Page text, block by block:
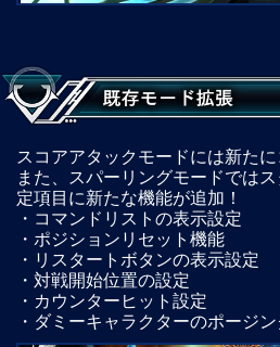
スコアアタックモードには新たに
また、スパーリングモードでは
定項目に新たな機能が追加！
・コマンドリストの表示設定
・ポジションリセット機能
・リスタートボタンの表示設定
・対戦開始位置の設定
・カウンターヒット設定
・ダミーキャラクターのポージ